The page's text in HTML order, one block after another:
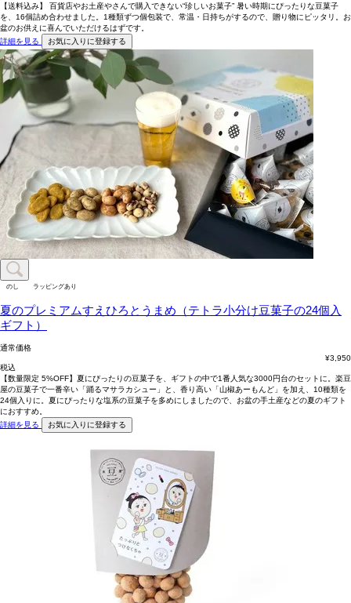
【送料込み】 百貨店やお土産やさんで購入できない“珍しいお菓子” 暑い時期にぴったりな豆菓子
を、16個詰め合わせました。1種類ずつ個包装で、常温・日持ちがするので、贈り物にピッタリ。お
盆のお供えに喜んでいただけるはずです。
詳細を見る
お気に入りに登録する
のし ラッピングあり
夏のプレミアムすえひろとうまめ（テトラ小分け豆菓子の24個入
ギフト）
通常価格
¥3,950
税込
【数量限定 5%OFF】夏にぴったりの豆菓子を、ギフトの中で1番人気な3000円台のセットに。楽豆
屋の豆菓子で一番辛い「踊るマサラカシュー」と、香り高い「山椒あーもんど」を加え、10種類を
24個入りに。夏にぴったりな塩系の豆菓子を多めにしましたので、お盆の手土産などの夏のギフト
におすすめ。
詳細を見る
お気に入りに登録する